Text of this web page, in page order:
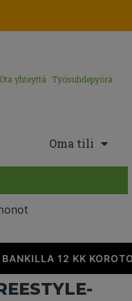
Ota yhteyttä Työsuhdepyörä
Oma tili
12 KK